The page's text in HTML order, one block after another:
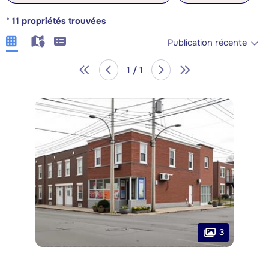
* 11 propriétés trouvées
Publication récente
1 / 1
3